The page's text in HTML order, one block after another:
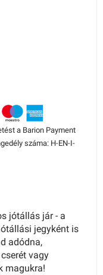
a Barion Payment
száma: H-EN-I-
jótállás jár - a
jegyként is
adódna,
vagy
magukra!